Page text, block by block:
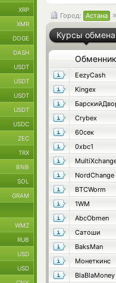
Город: Астана
Курсы обмена
Обменник
EezyCash
Kingex
Crybex
60сек
0xbc1
NordChange
BTCWorm
1WM
AbcObmen
Сатоши
BaksMan
Монеткинс
BlaBlaMoney
XRP
XMR
DOGE
DASH
USDT
USDT
USDT
USDT
USDC
ZEC
TRX
BNB
SOL
GRAM
WMZ
RUB
USD
USD